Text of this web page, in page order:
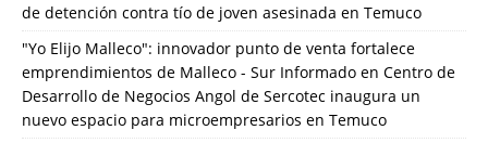
de detención contra tío de joven asesinada en Temuco
"Yo Elijo Malleco": innovador punto de venta fortalece
emprendimientos de Malleco - Sur Informado en Centro de
Desarrollo de Negocios Angol de Sercotec inaugura un
nuevo espacio para microempresarios en Temuco